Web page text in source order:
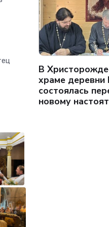
В
храме
состоялась
новому